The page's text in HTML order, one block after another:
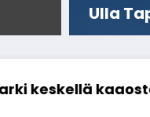
Lue lisää
Ulla
Hauskimmat